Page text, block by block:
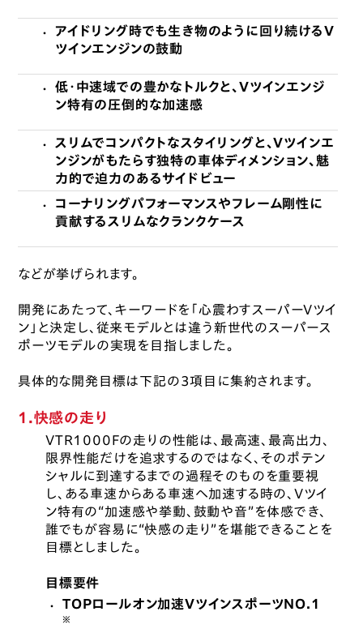
・
アイドリング時でも生き物のように回り続けるV
ツインエンジンの鼓動
・
低・中速域での豊かなトルクと、Vツインエンジ
ン特有の圧倒的な加速感
・
スリムでコンパクトなスタイリングと、Vツインエ
ンジンがもたらす独特の車体ディメンション、魅
力的で迫力のあるサイドビュー
・
コーナリングパフォーマンスやフレーム剛性に
貢献するスリムなクランクケース
などが挙げられます。
開発にあたって、キーワードを「心震わすスーパーVツイ
ン」と決定し、従来モデルとは違う新世代のスーパース
ポーツモデルの実現を目指しました。
具体的な開発目標は下記の3項目に集約されます。
1.快感の走り
VTR1000Fの走りの性能は、最高速、最高出力、
限界性能だけを追求するのではなく、そのポテン
シャルに到達するまでの過程そのものを重要視
し、ある車速からある車速へ加速する時の、Vツイ
ン特有の“加速感や挙動、鼓動や音”を体感でき、
誰でもが容易に“快感の走り”を堪能できることを
目標としました。
目標要件
・
TOPロールオン加速VツインスポーツNO.1
※